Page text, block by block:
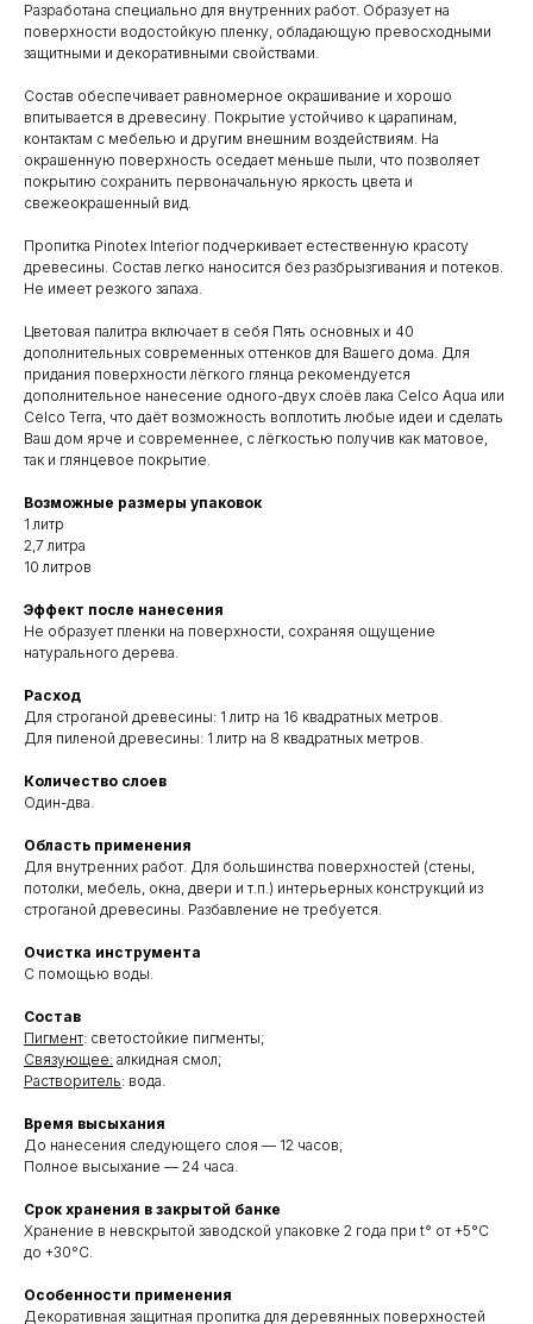
Разработана специально для внутренних работ. Образует на
поверхности водостойкую пленку, обладающую превосходными
защитными и декоративными свойствами.
Состав обеспечивает равномерное окрашивание и хорошо
впитывается в древесину. Покрытие устойчиво к царапинам,
контактам с мебелью и другим внешним воздействиям. На
окрашенную поверхность оседает меньше пыли, что позволяет
покрытию сохранить первоначальную яркость цвета и
свежеокрашенный вид.
Пропитка Pinotex Interior подчеркивает естественную красоту
древесины. Состав легко наносится без разбрызгивания и потеков.
Не имеет резкого запаха.
Цветовая палитра включает в себя Пять основных и 40
дополнительных современных оттенков для Вашего дома. Для
придания поверхности лёгкого глянца рекомендуется
дополнительное нанесение одного-двух слоёв лака Celco Aqua или
Celco Terra, что даёт возможность воплотить любые идеи и сделать
Ваш дом ярче и современнее, с лёгкостью получив как матовое,
так и глянцевое покрытие.
Возможные размеры упаковок
1 литр
2,7 литра
10 литров
Эффект после нанесения
Не образует пленки на поверхности, сохраняя ощущение
натурального дерева.
Расход
Для строганой древесины: 1 литр на 16 квадратных метров.
Для пиленой древесины: 1 литр на 8 квадратных метров.
Количество слоев
Один-два.
Область применения
Для внутренних работ. Для большинства поверхностей (стены,
потолки, мебель, окна, двери и т.п.) интерьерных конструкций из
строганой древесины. Разбавление не требуется.
Очистка инструмента
С помощью воды.
Состав
Пигмент: светостойкие пигменты;
Связующее: алкидная смол;
Растворитель: вода.
Время высыхания
До нанесения следующего слоя — 12 часов;
Полное высыхание — 24 часа.
Срок хранения в закрытой банке
Хранение в невскрытой заводской упаковке 2 года при t° от +5°С
до +30°С.
Особенности применения
Декоративная защитная пропитка для деревянных поверхностей